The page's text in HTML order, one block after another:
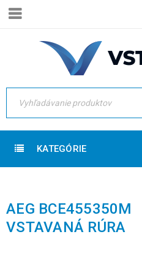
KATEGÓRIE
AEG BCE455350M
VSTAVANÁ RÚRA